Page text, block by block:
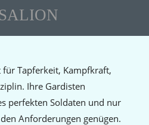
für Tapferkeit, Kampfkraft,
Ihre Gardisten
perfekten Soldaten und nur
Anforderungen genügen.